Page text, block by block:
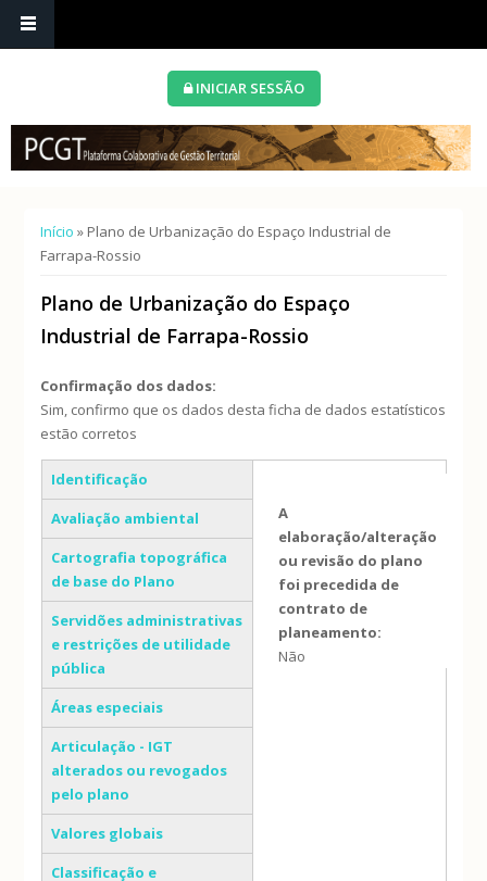
INICIAR SESSÃO
Está aqui
Início » Plano de Urbanização do Espaço Industrial de
Farrapa-Rossio
Plano de Urbanização do Espaço
Industrial de Farrapa-Rossio
Confirmação dos dados:
Sim, confirmo que os dados desta ficha de dados estatísticos
estão corretos
Separadores verticais
Identificação
Avaliação ambiental
Cartografia topográfica
de base do Plano
Servidões administrativas
e restrições de utilidade
pública
Áreas especiais
Articulação - IGT
alterados ou revogados
pelo plano
Valores globais
Classificação e
A
elaboração/alteração
ou revisão do plano
foi precedida de
contrato de
planeamento:
Não